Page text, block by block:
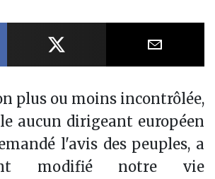
sur Facebook
Partager sur X
plus ou moins incontrôlée,
aucun dirigeant européen
l'avis des peuples, a
modifié notre vie